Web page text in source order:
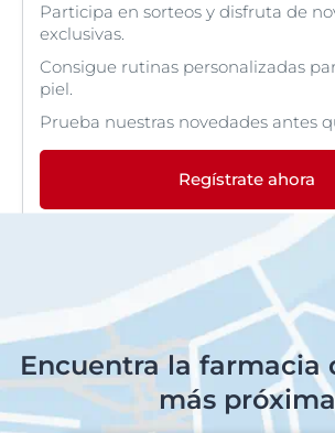
Participa en sorteos y disfruta de
exclusivas.
Consigue rutinas personalizadas
piel.
Prueba nuestras novedades antes
Regístrate ahora
Encuentra la farmacia
más próxima